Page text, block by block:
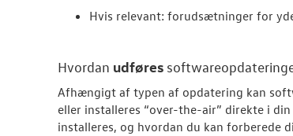
Hvis relevant: forudsætninger for
Hvordan udføres
Afhængigt af typen af opdatering kan
eller installeres “over-the-air” direkte i
installeres, og hvordan du kan forberede